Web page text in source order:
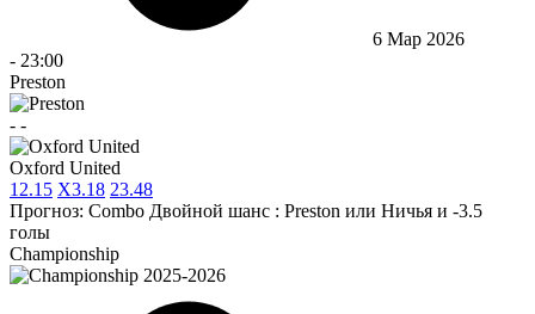
6 Мар 2026
- 23:00
Preston
- -
Oxford United
1 2.15 X3.18 23.48
Прогноз: Combo Двойной шанс : Preston или Ничья и -3.5
голы
Championship